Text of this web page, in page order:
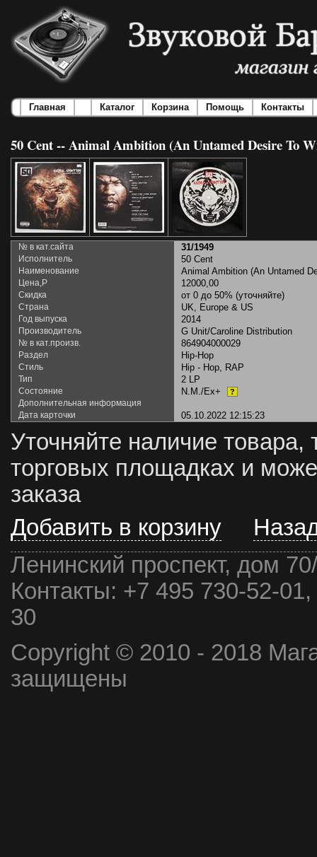
Главная Каталог Корзина Помощь Контакты
50 Cent -- Animal Ambition (An Untamed Desire To
№ в кат.сайта 31/1949
Исполнитель 50 Cent
Наименование Animal Ambition (An Untamed
Цена,Р 12000,00
Скидка от 0 до 50% (уточняйте)
Страна UK, Europe & US
Год выпуска 2014
Производитель G Unit/Caroline Distribution
№ в кат.произв. 864904000029
Раздел Hip-Hop
Стиль Hip - Hop, RAP
Тип 2 LP
Состояние N.M./Ex+ ?
Дополнительная информация
Дата карточки
05.10.2022 12:15:23
Уточняйте наличие товара,
торговых площадках и
заказа
Добавить в корзину
Ленинский проспект, дом
Контакты: +7 495 730-52-
30
Copyright © 2010 - 2018
защищены